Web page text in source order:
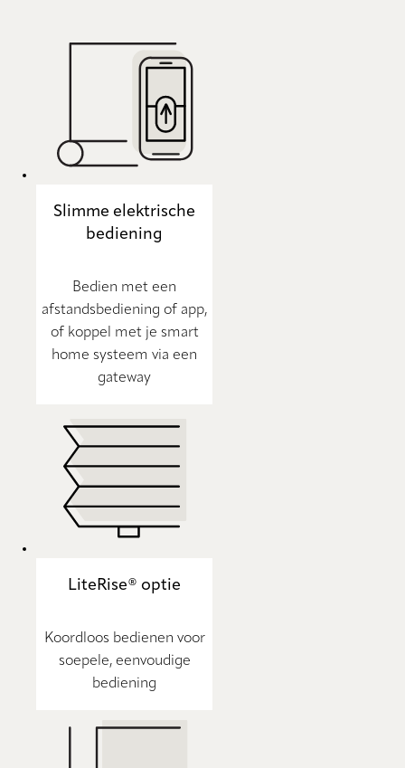
Slimme elektrische
bediening
Bedien met een
afstandsbediening of app,
of koppel met je smart
home systeem via een
gateway
LiteRise® optie
Koordloos bedienen voor
soepele, eenvoudige
bediening